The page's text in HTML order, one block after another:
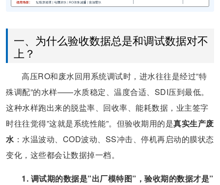
一、为什么验收数据总是和调试数据对不
上？
高压RO和废水回用系统调试时，进水往往是经过”特
殊调配”的水样——水质稳定、温度合适、SDI压到最低。
这种水样跑出来的脱盐率、回收率、能耗数据，业主签字
时往往觉得”这就是系统性能”。但验收期用的是真实生产废
水 ：水温波动、COD波动、SS冲击、停机再启动的膜状态
变化，这些都会让数据掉一档。
1. 调试期的数据是”出厂模特图”，验收期的数据才是”